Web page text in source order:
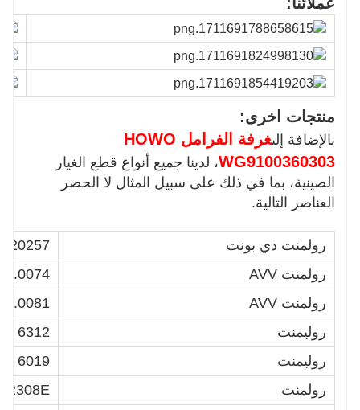
منتجات اخرى:
بالإضافة إلى
غرفة الفرامل HOWO
WG9100360303، لدينا جميع أنواع قطع الغيار
الصينية، بما في ذلك على سبيل المثال لا الحصر
العناصر التالية.
رولمنت دي بونت
رولمنت AVV
رولمنت AVV
روليمنت
6312 ن
روليمنت
6019 ن
رولمنت